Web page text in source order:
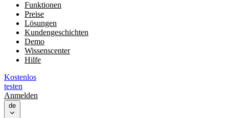
Funktionen
Preise
Lösungen
Kundengeschichten
Demo
Wissenscenter
Hilfe
Kostenlos
testen
Anmelden
de